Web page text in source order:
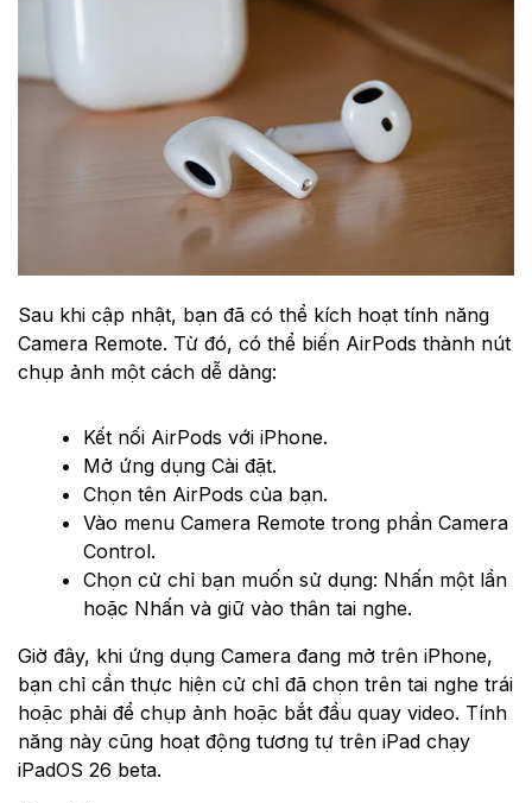
Sau khi cập nhật, bạn đã có thể kích hoạt tính năng
Camera Remote. Từ đó, có thể biến AirPods thành nút
chụp ảnh một cách dễ dàng:
Kết nối AirPods với iPhone.
Mở ứng dụng Cài đặt.
Chọn tên AirPods của bạn.
Vào menu Camera Remote trong phần Camera
Control.
Chọn cử chỉ bạn muốn sử dụng: Nhấn một lần
hoặc Nhấn và giữ vào thân tai nghe.
Giờ đây, khi ứng dụng Camera đang mở trên iPhone,
bạn chỉ cần thực hiện cử chỉ đã chọn trên tai nghe trái
hoặc phải để chụp ảnh hoặc bắt đầu quay video. Tính
năng này cũng hoạt động tương tự trên iPad chạy
iPadOS 26 beta.